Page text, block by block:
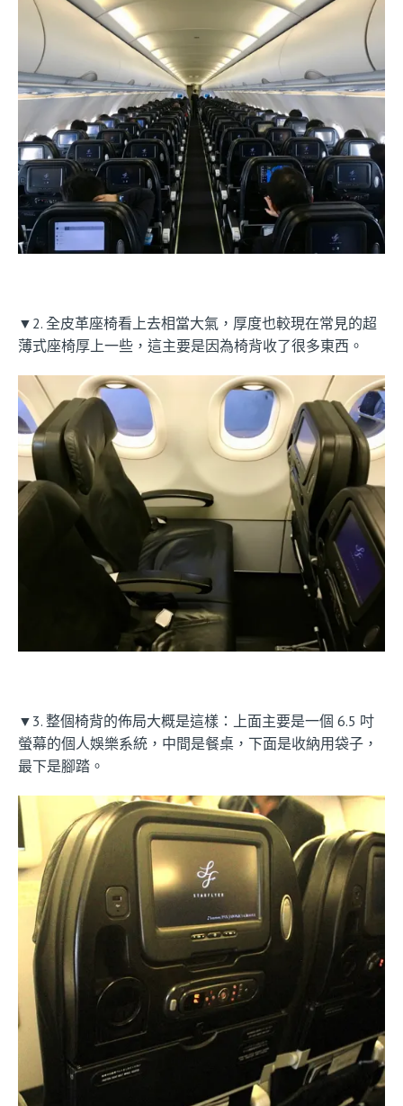
▼2. 全皮革座椅看上去相當大氣，厚度也較現在常見的超
薄式座椅厚上一些，這主要是因為椅背收了很多東西。
▼3. 整個椅背的佈局大概是這樣：上面主要是一個 6.5 吋
螢幕的個人娛樂系統，中間是餐桌，下面是收納用袋子，
最下是腳踏。